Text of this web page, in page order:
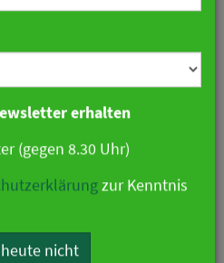
| Hotellerie
erhalten
(gegen 8.30 Uhr)